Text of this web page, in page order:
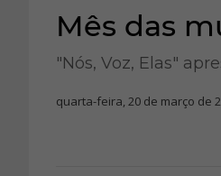
Mês das
"Nós, Voz, Elas"
quarta-feira, 20 de março de